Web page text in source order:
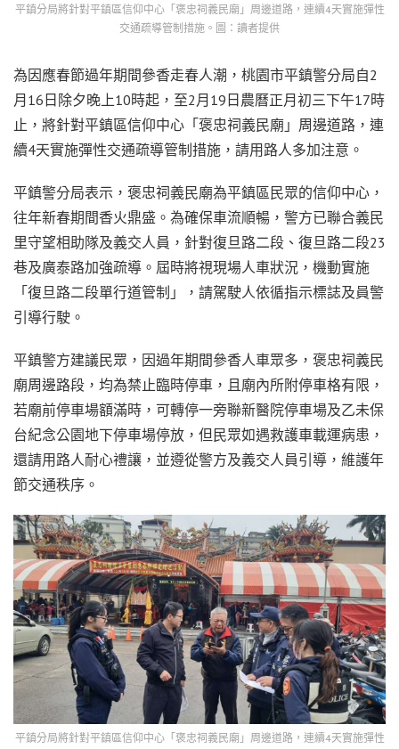
平鎮分局將針對平鎮區信仰中心「褒忠祠義民廟」周邊道路，連續4天實施彈性
交通疏導管制措施。圖：讀者提供
為因應春節過年期間參香走春人潮，桃園市平鎮警分局自2
月16日除夕晚上10時起，至2月19日農曆正月初三下午17時
止，將針對平鎮區信仰中心「褒忠祠義民廟」周邊道路，連
續4天實施彈性交通疏導管制措施，請用路人多加注意。
​平鎮警分局表示，褒忠祠義民廟為平鎮區民眾的信仰中心，
往年新春期間香火鼎盛。為確保車流順暢，警方已聯合義民
里守望相助隊及義交人員，針對復旦路二段、復旦路二段23
巷及廣泰路加強疏導。屆時將視現場人車狀況，機動實施
「復旦路二段單行道管制」，請駕駛人依循指示標誌及員警
引導行駛。
平鎮警方建議民眾，因過年期間參香人車眾多，褒忠祠義民
廟周邊路段，均為禁止臨時停車，且廟內所附停車格有限，
若廟前停車場額滿時，可轉停一旁聯新醫院停車場及乙未保
台紀念公園地下停車場停放，但民眾如遇救護車載運病患，
還請用路人耐心禮讓，並遵從警方及義交人員引導，維護年
節交通秩序。
平鎮分局將針對平鎮區信仰中心「褒忠祠義民廟」周邊道路，連續4天實施彈性